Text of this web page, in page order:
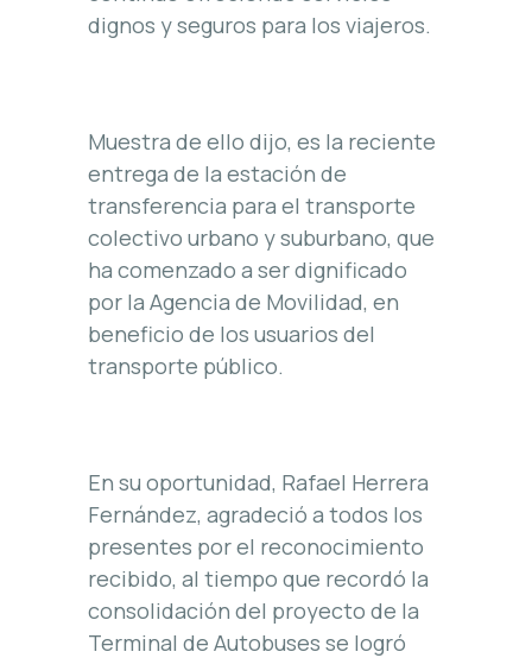
dignos y seguros para los viajeros.
Muestra de ello dijo, es la reciente
entrega de la estación de
transferencia para el transporte
colectivo urbano y suburbano, que
ha comenzado a ser dignificado
por la Agencia de Movilidad, en
beneficio de los usuarios del
transporte público.
En su oportunidad, Rafael Herrera
Fernández, agradeció a todos los
presentes por el reconocimiento
recibido, al tiempo que recordó la
consolidación del proyecto de la
Terminal de Autobuses se logró